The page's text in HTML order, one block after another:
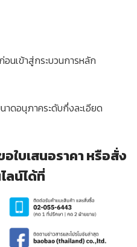
นเข้าสู่กระบวนการหลัก
ดอนุภาคระดับกึ่งละเอียด
บเสนอราคา หรือสั่ง
ลน์ได้ที่